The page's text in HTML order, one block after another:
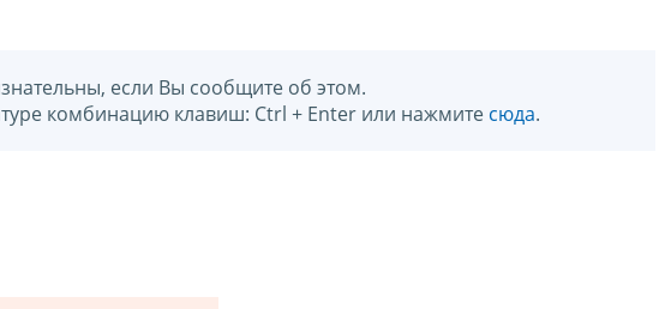
если Вы сообщите об этом.
комбинацию клавиш: Ctrl + Enter или нажмите сюда.